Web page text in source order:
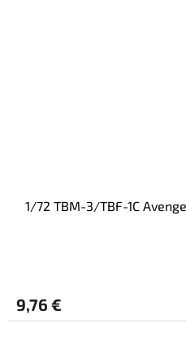
1/72 TBM-3/TBF-1C
9,76 €